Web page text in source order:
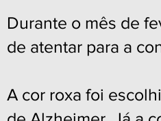
Durante o mês de
de atentar para a
A cor roxa foi